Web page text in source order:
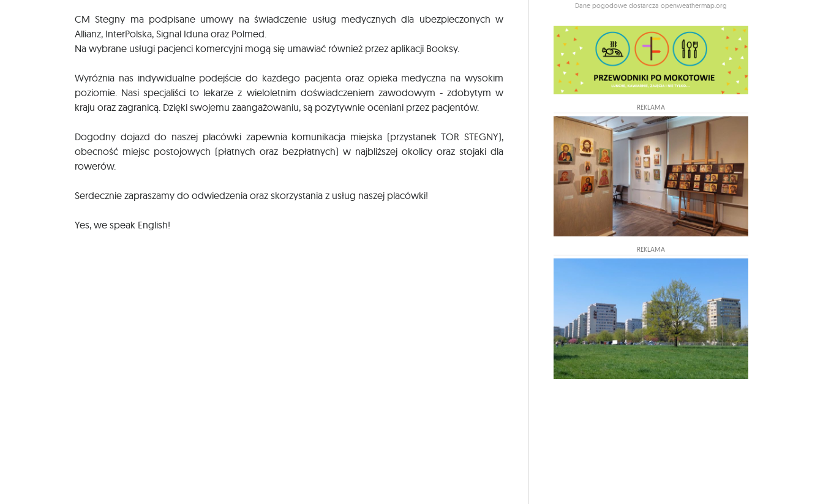
CM Stegny ma podpisane umowy na świadczenie usług medycznych dla ubezpieczonych w
Allianz, InterPolska, Signal Iduna oraz Polmed.
Na wybrane usługi pacjenci komercyjni mogą się umawiać również przez aplikacji Booksy.
Wyróżnia nas indywidualne podejście do każdego pacjenta oraz opieka medyczna na wysokim
poziomie. Nasi specjaliści to lekarze z wieloletnim doświadczeniem zawodowym - zdobytym w
kraju oraz zagranicą. Dzięki swojemu zaangażowaniu, są pozytywnie oceniani przez pacjentów.
Dogodny dojazd do naszej placówki zapewnia komunikacja miejska (przystanek TOR STEGNY),
obecność miejsc postojowych (płatnych oraz bezpłatnych) w najbliższej okolicy oraz stojaki dla
rowerów.
Serdecznie zapraszamy do odwiedzenia oraz skorzystania z usług naszej placówki!
Yes, we speak English!
Dane pogodowe dostarcza openweathermap.org
REKLAMA
REKLAMA